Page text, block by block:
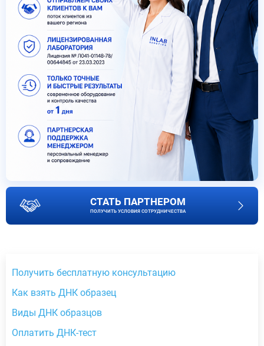
СТАТЬ ПАРТНЕРОМ
ПОЛУЧИТЬ УСЛОВИЯ СОТРУДНИЧЕСТВА
Получить бесплатную консультацию
Как взять ДНК образец
Виды ДНК образцов
Оплатить ДНК-тест